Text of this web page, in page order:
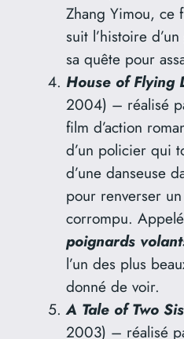
Zhang Yimou, ce
suit l’histoire
sa quête pour
House of Flying
2004) – réalisé
film d’action
d’un policier qui
d’une danseuse
pour renverser
corrompu. Appelé
poignards
l’un des plus
donné de voir.
A Tale of Two
2003) – réalisé